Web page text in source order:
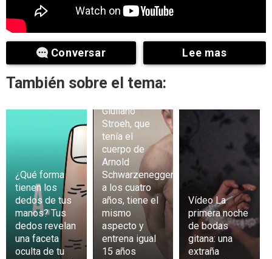
Conversar Lee mas
También sobre el tema:
¿Qué forma
tienen los
dedos de tus
manos? Tus
dedos revelan
una faceta
oculta de tu
Giuliano
Stroeh, que
tenía el
cuerpo de
Arnold
Schwarzenegger
a los cuatro
años, tiene el
mismo
aspecto y
entrena igual
15 años
Vídeo La
primera noche
de bodas
gitana: una
extraña